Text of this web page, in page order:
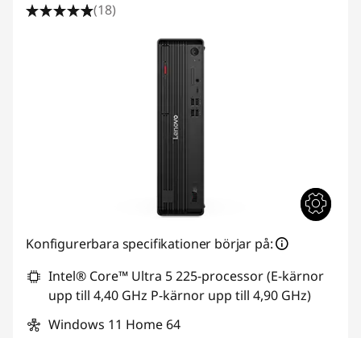
(18)
Konfigurerbara specifikationer börjar på:
Intel® Core™ Ultra 5 225-processor (E-kärnor
upp till 4,40 GHz P-kärnor upp till 4,90 GHz)
Windows 11 Home 64